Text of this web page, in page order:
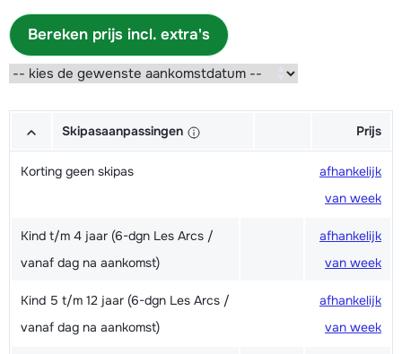
Bereken prijs incl. extra's
Skipasaanpassingen Prijs
Korting geen skipas
afhankelijk
van week
Kind t/m 4 jaar (6-dgn Les Arcs /
vanaf dag na aankomst)
afhankelijk
van week
Kind 5 t/m 12 jaar (6-dgn Les Arcs /
vanaf dag na aankomst)
afhankelijk
van week